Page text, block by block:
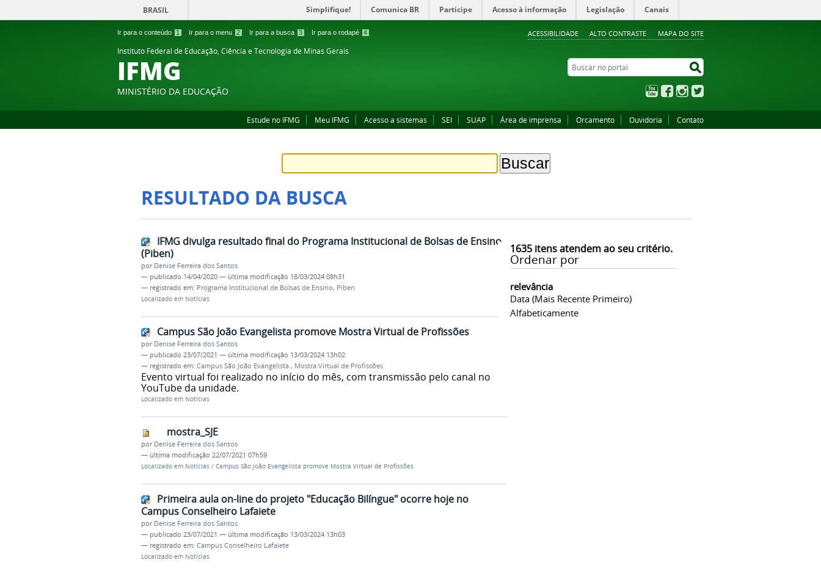
Ir para o conteúdo 1 Ir para o menu 2 Ir para a busca 3 Ir para o rodapé 4 ACESSIBILIDADE ALTO CONTRASTE MAPA DO SITE
BRASIL Simplifique! Comunica BR Participe Acesso à informação Legislação Canais
Instituto Federal de Educação, Ciência e Tecnologia de Minas Gerais
IFMG
MINISTÉRIO DA EDUCAÇÃO
Buscar no portal
YouTubeFacebookInstagram
Estude no IFMG Meu IFMG Acesso a sistemas SEI SUAP Área de imprensa Orcamento Ouvidoria Contato
RESULTADO DA BUSCA
1635itens atendem ao seu critério.
Ordenar por
relevância
Data (mais Recente Primeiro)
Alfabeticamente
IFMG divulga resultado final do Programa Institucional de Bolsas de Ensino
(Piben)
por Denise Ferreira dos Santos
— publicado 14/04/2020 — última modificação 18/03/2024 08h31
— registrado em: Programa Institucional de Bolsas de Ensino, Piben
Localizado em Notícias
Campus São João Evangelista promove Mostra Virtual de Profissões
por Denise Ferreira dos Santos
— publicado 23/07/2021 — última modificação 13/03/2024 13h02
— registrado em: Campus São João Evangelista , Mostra Virtual de Profissões
Evento virtual foi realizado no início do mês, com transmissão pelo canal no
YouTube da unidade.
Localizado em Notícias
mostra_SJE
por Denise Ferreira dos Santos
— última modificação 22/07/2021 07h59
Localizado em Notícias / Campus São João Evangelista promove Mostra Virtual de Profissões
Primeira aula on-line do projeto "Educação Bilíngue" ocorre hoje no
Campus Conselheiro Lafaiete
por Denise Ferreira dos Santos
— publicado 23/07/2021 — última modificação 13/03/2024 13h03
— registrado em: Campus Conselheiro Lafaiete
Localizado em Notícias